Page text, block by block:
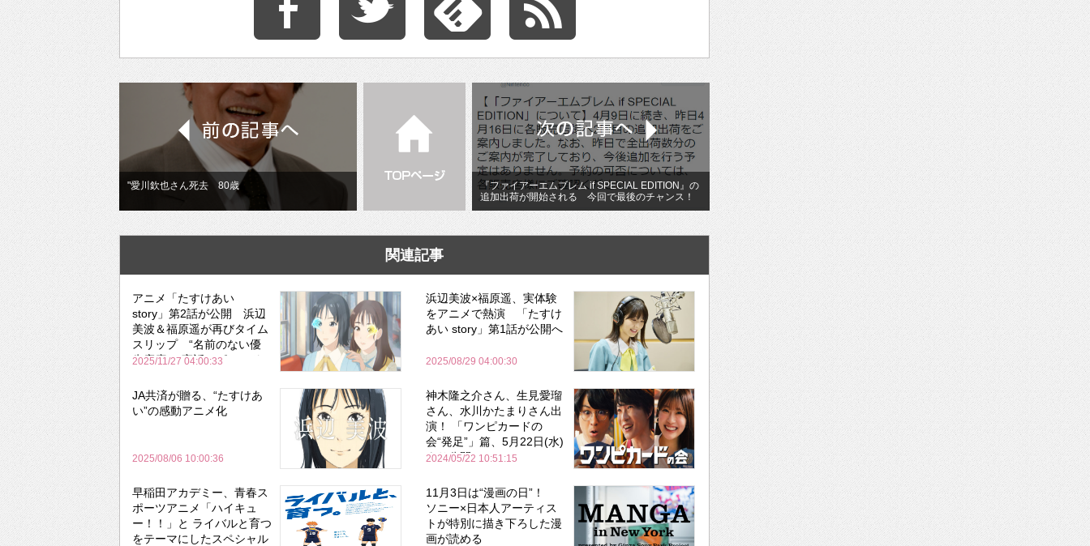
"愛川欽也さん死去 80歳
『ファイアーエムブレム if SPECIAL EDITION』の
追加出荷が開始される 今回で最後のチャンス！
関連記事
アニメ「たすけあい
story」第2話が公開 浜辺
美波＆福原遥が再びタイム
スリップ “名前のない優
先座席”の実話エピソード
2025/11/27 04:00:33
浜辺美波×福原遥、実体験
をアニメで熱演 「たすけ
あい story」第1話が公開へ
2025/08/29 04:00:30
JA共済が贈る、“たすけあ
い”の感動アニメ化
2025/08/06 10:00:36
神木隆之介さん、生見愛瑠
さん、水川かたまりさん出
演！ 「ワンピカードの
会“発足”」篇、5月22日(水)
より公開
2024/05/22 10:51:15
早稲田アカデミー、青春ス
ポーツアニメ「ハイキュ
ー！！」と ライバルと育つ
をテーマにしたスペシャル
11月3日は“漫画の日”！
ソニー×日本人アーティス
トが特別に描き下ろした漫
画が読める